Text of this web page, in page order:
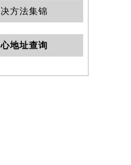
方法集锦
地址查询